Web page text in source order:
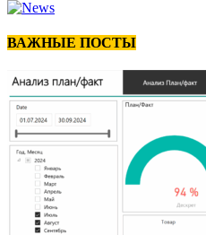
ВАЖНЫЕ ПОСТЫ